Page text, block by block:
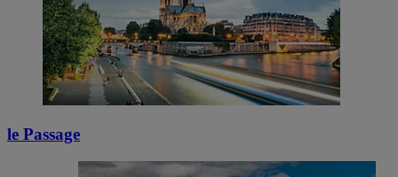
le Passage